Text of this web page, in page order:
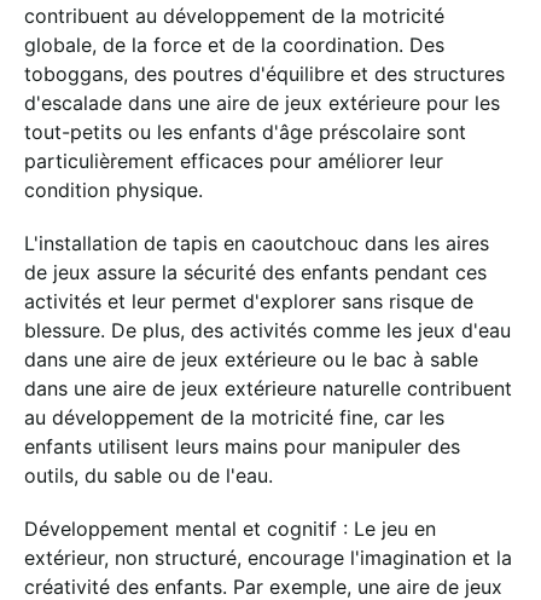
contribuent au développement de la motricité
globale, de la force et de la coordination. Des
toboggans, des poutres d'équilibre et des structures
d'escalade dans une aire de jeux extérieure pour les
tout-petits ou les enfants d'âge préscolaire sont
particulièrement efficaces pour améliorer leur
condition physique.
L'installation de tapis en caoutchouc dans les aires
de jeux assure la sécurité des enfants pendant ces
activités et leur permet d'explorer sans risque de
blessure. De plus, des activités comme les jeux d'eau
dans une aire de jeux extérieure ou le bac à sable
dans une aire de jeux extérieure naturelle contribuent
au développement de la motricité fine, car les
enfants utilisent leurs mains pour manipuler des
outils, du sable ou de l'eau.
Développement mental et cognitif : Le jeu en
extérieur, non structuré, encourage l'imagination et la
créativité des enfants. Par exemple, une aire de jeux